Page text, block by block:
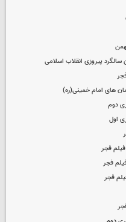
پیروزی انقلاب اسلامی
های امام خمینی(ره)
دوم
اول
فجر
فجر
فجر